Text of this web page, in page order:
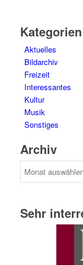
Kategorien
Aktuelles
Bildarchiv
Freizeit
Interessantes
Kultur
Musik
Sonstiges
Archiv
Sehr